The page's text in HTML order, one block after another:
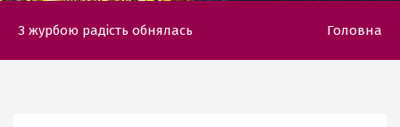
З журбою радість обнялась Головна